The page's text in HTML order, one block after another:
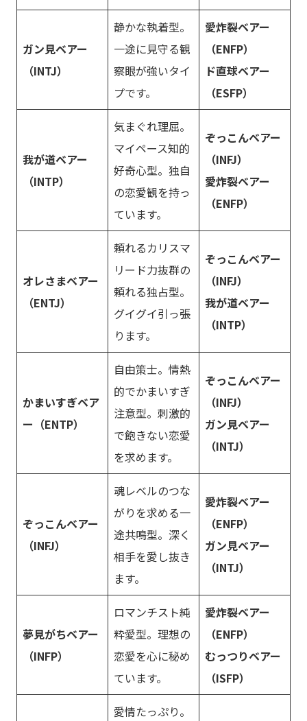
ガン見ベアー
（INTJ）
静かな執着型。
一途に見守る観
察眼が強いタイ
プです。
愛炸裂ベアー
（ENFP）
ド直球ベアー
（ESFP）
我が道ベアー
（INTP）
気まぐれ理屈。
マイペース知的
好奇心型。独自
の恋愛観を持っ
ています。
ぞっこんベアー
（INFJ）
愛炸裂ベアー
（ENFP）
オレさまベアー
（ENTJ）
頼れるカリスマ
リード力抜群の
頼れる独占型。
グイグイ引っ張
ります。
ぞっこんベアー
（INFJ）
我が道ベアー
（INTP）
かまいすぎベア
ー（ENTP）
自由策士。情熱
的でかまいすぎ
注意型。刺激的
で飽きない恋愛
を求めます。
ぞっこんベアー
（INFJ）
ガン見ベアー
（INTJ）
ぞっこんベアー
（INFJ）
魂レベルのつな
がりを求める一
途共鳴型。深く
相手を愛し抜き
ます。
愛炸裂ベアー
（ENFP）
ガン見ベアー
（INTJ）
夢見がちベアー
（INFP）
ロマンチスト純
粋愛型。理想の
恋愛を心に秘め
ています。
愛炸裂ベアー
（ENFP）
むっつりベアー
（ISFP）
愛情たっぷり。